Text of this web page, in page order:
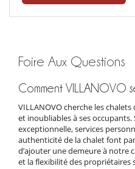
Foire Aux Questions
Comment VILLANOVO
VILLANOVO cherche les
et inoubliables à ses
exceptionnelle, services
authenticité de la chalet font
d’ajouter une demeure à notre
et la flexibilité des propriétaires